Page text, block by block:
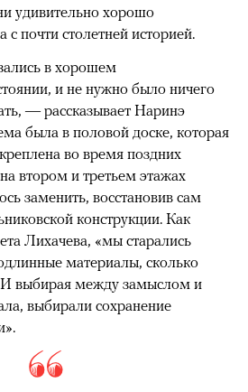
удивительно хорошо
почти столетней историей.
в хорошем
и не нужно было ничего
— рассказывает Наринэ
была в половой доске, которая
во время поздних
втором и третьем этажах
заменить, восстановив сам
конструкции. Как
Лихачева, «мы старались
материалы, сколько
выбирая между замыслом и
выбирали сохранение